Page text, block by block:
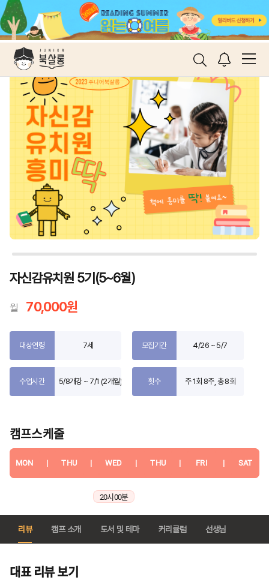
자신감유치원 5기(5~6월)
월 70,000원
대상연령 7세 모집기간 4/26 ~ 5/7
수업시간 5/8개강 ~ 7/1 (2개월) 횟수 주 1회 8주, 총 8회
캠프스케줄
MON | THU | WED | THU | FRI | SAT
20시 00분
리뷰 캠프 소개 도서 및 테마 커리큘럼 선생님
대표 리뷰 보기